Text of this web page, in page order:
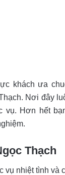
khách ưa
Nơi đây
vụ. Hơn hết
Thạch
vụ nhiệt tình và